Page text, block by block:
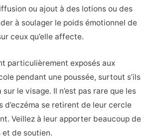
ou ajout à des lotions ou des
à soulager le poids émotionnel de
ceux qu’elle affecte.
particulièrement exposés aux
pendant une poussée, surtout s’ils
sur le visage. Il n’est pas rare que les
se retirent de leur cercle
Veillez à leur apporter beaucoup de
et de soutien.